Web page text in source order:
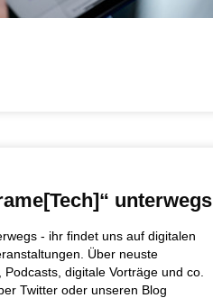
unterwegs
- ihr findet uns auf digitalen
Über neuste
digitale Vorträge und co.
Twitter oder unseren Blog